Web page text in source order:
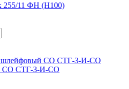
255/11 ФН (Н100)
СО СТГ-3-И-СО